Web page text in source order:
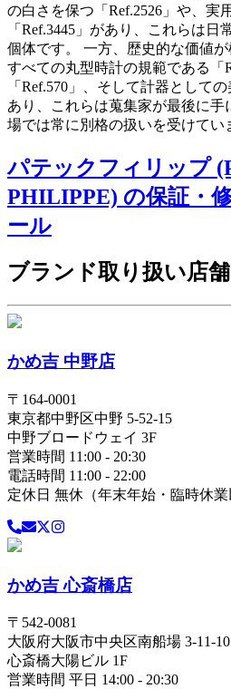
の白さを保つ「Ref.2526」や、実
「Ref.3445」があり、これらは
個体です。 一方、歴史的な価値が
すべての丸型時計の規範である「
「Ref.570」、そして計器として
あり、これらは蒐集家が最後に
場では常に別格の扱いを受けてい
パテックフィリップ
PHILIPPE) の保証・
ール
ブランド取り扱い店舗
かめ吉 中野店
〒 164-0001
東京都中野区中野 5-52-15
中野ブロードウェイ 3F
営業時間 11:00 - 20:30
電話時間 11:00 - 22:00
定休日 無休（年末年始・臨時休業
かめ吉 心斎橋店
〒 542-0081
大阪府大阪市中央区南船場 3-11-10
心斎橋大陽ビル 1F
営業時間 平日 14:00 - 20:30